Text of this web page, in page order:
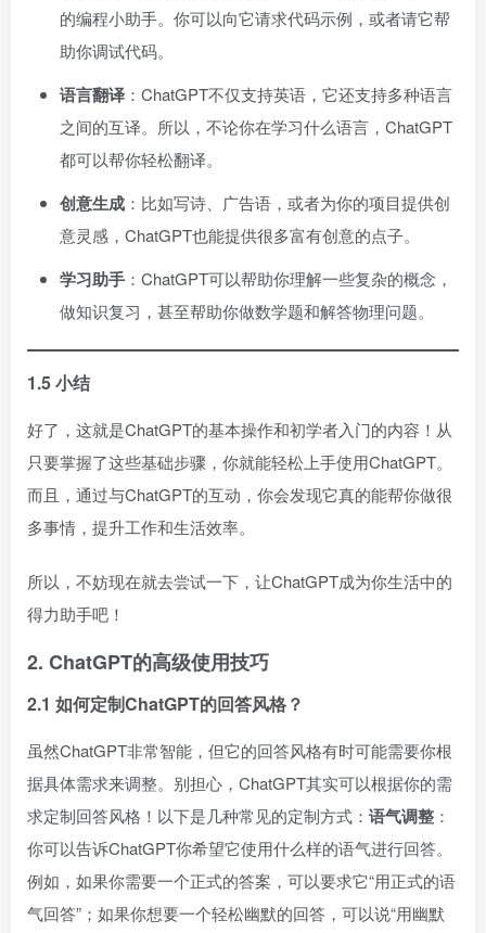
的编程小助手。你可以向它请求代码示例，或者请它帮
助你调试代码。
语言翻译 ：ChatGPT不仅支持英语，它还支持多种语言
之间的互译。所以，不论你在学习什么语言，ChatGPT
都可以帮你轻松翻译。
创意生成 ：比如写诗、广告语，或者为你的项目提供创
意灵感，ChatGPT也能提供很多富有创意的点子。
学习助手 ：ChatGPT可以帮助你理解一些复杂的概念，
做知识复习，甚至帮助你做数学题和解答物理问题。
1.5 小结
好了，这就是ChatGPT的基本操作和初学者入门的内容！从
只要掌握了这些基础步骤，你就能轻松上手使用ChatGPT。
而且，通过与ChatGPT的互动，你会发现它真的能帮你做很
多事情，提升工作和生活效率。
所以，不妨现在就去尝试一下，让ChatGPT成为你生活中的
得力助手吧！
2. ChatGPT的高级使用技巧
2.1 如何定制ChatGPT的回答风格？
虽然ChatGPT非常智能，但它的回答风格有时可能需要你根
据具体需求来调整。别担心，ChatGPT其实可以根据你的需
求定制回答风格！以下是几种常见的定制方式： 语气调整 ：
你可以告诉ChatGPT你希望它使用什么样的语气进行回答。
例如，如果你需要一个正式的答案，可以要求它“用正式的语
气回答”；如果你想要一个轻松幽默的回答，可以说“用幽默